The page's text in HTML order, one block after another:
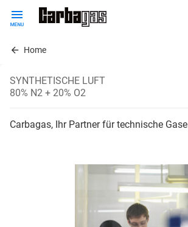
contentHome
SYNTHETISCHE LUFT
80% N2 + 20% O2
Carbagas, Ihr Partner für technische Gase